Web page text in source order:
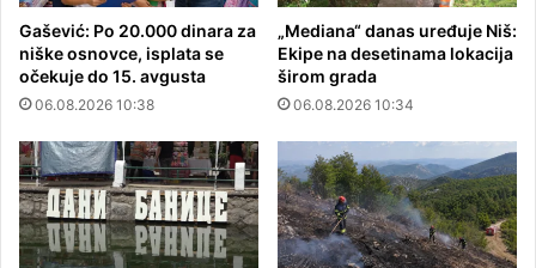
Gašević: Po 20.000 dinara za
niške osnovce, isplata se
očekuje do 15. avgusta
06.08.2026 10:38
„Mediana“ danas uređuje Niš:
Ekipe na desetinama lokacija
širom grada
06.08.2026 10:34